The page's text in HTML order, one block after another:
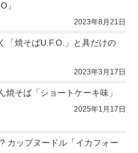
」
2023年8月21日
「焼そばU.F.O.」と具だけの
2023年3月17日
焼そば「ショートケーキ味」
2025年1月17日
カップヌードル「イカフォー